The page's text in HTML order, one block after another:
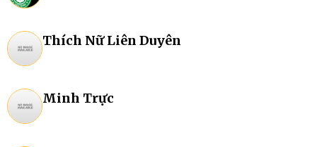
Thích Nữ Liên Duyên
Minh Trực